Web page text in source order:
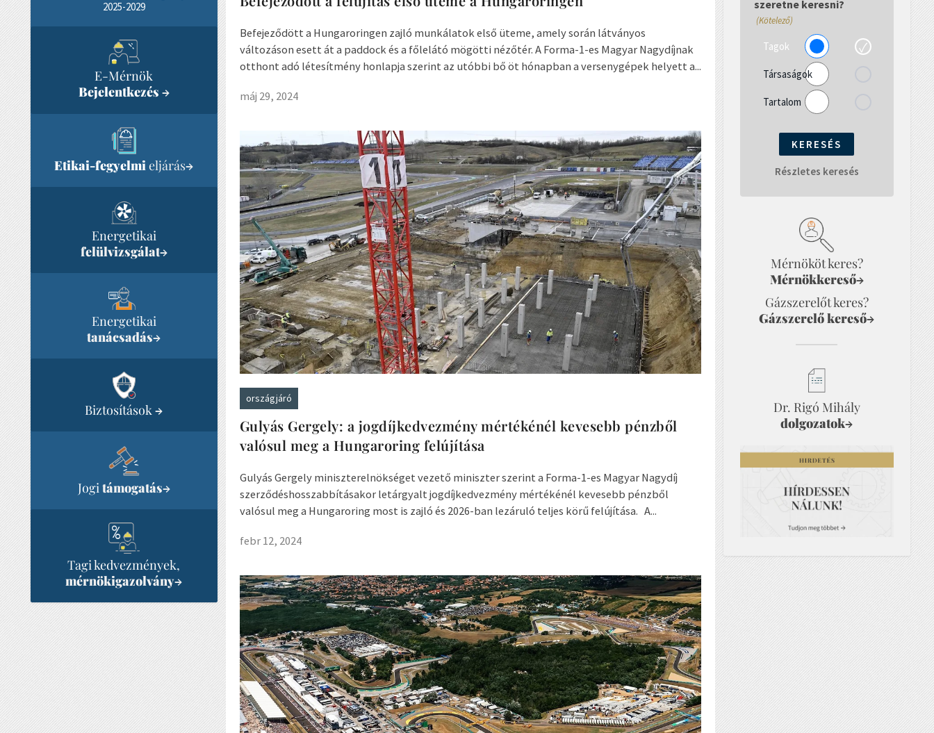
2025-2029
E-Mérnök
Bejelentkezés →
Etikai-fegyelmieljárás→
Energetikai
felülvizsgálat→
Energetikai
tanácsadás→
Biztosítások→
Jogi támogatás→
Tagi kedvezmények,
mérnökigazolvány→
Befejeződött a Hungaroringen zajló munkálatok első üteme, amely során látványos
változáson esett át a paddock és a főlelátó mögötti nézőtér. A Forma-1-es Magyar Nagydíjnak
otthont adó létesítmény honlapja szerint az utóbbi bő öt hónapban a versenygépek helyett a...
máj 29, 2024
országjáró
Gulyás Gergely: a jogdíjkedvezmény mértékénél kevesebb pénzből
valósul meg a Hungaroring felújítása
Gulyás Gergely miniszterelnökséget vezető miniszter szerint a Forma-1-es Magyar Nagydíj
szerződéshosszabbításakor letárgyalt jogdíjkedvezmény mértékénél kevesebb pénzből
valósul meg a Hungaroring most is zajló és 2026-ban lezáruló teljes körű felújítása. A...
febr 12, 2024
szeretne keresni?
(Kötelező)
Tagok
Társaságok
Tartalom
Részletes keresés
Mérnököt keres?
Mérnökkereső→
Gázszerelőt keres?
Gázszerelő kereső→
Dr. Rigó Mihály
dolgozatok→